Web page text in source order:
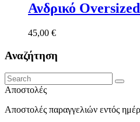
Ανδρικό
45,00 €
Αναζήτηση
Αποστολές
Αποστολές παραγγελιών εντός